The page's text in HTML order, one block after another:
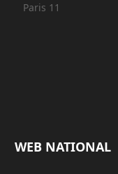
Paris 11
WEB NATIONAL